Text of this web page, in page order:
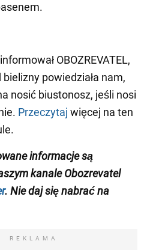
OBOZREVATEL,
powiedziała nam,
nosić biustonosz, jeśli nosi
Przeczytaj więcej na ten
informacje są
kanale Obozrevatel
. Nie daj się nabrać na
REKLAMA